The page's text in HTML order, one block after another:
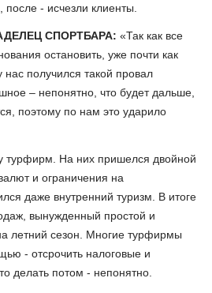
после - исчезли клиенты.
СПОРТБАРА: «Так как все
остановить, уже почти как
нас получился такой провал
– непонятно, что будет дальше,
поэтому по нам это ударило
турфирм. На них пришелся двойной
и ограничения на
даже внутренний туризм. В итоге
вынужденный простой и
летний сезон. Многие турфирмы
- отсрочить налоговые и
делать потом - непонятно.